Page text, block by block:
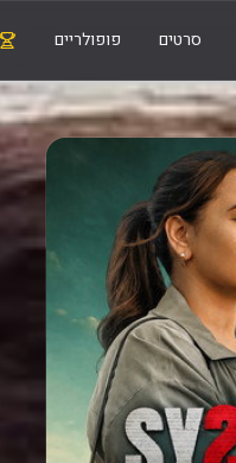
סרטים פופולריים